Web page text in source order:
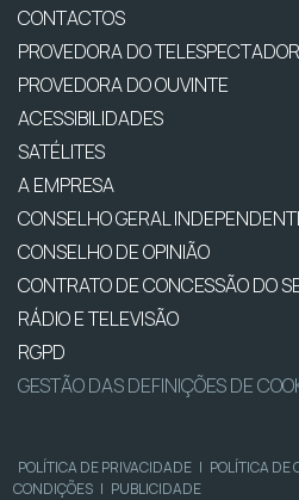
CONTACTOS
PROVEDORA DO TELESPECTADOR
PROVEDORA DO OUVINTE
ACESSIBILIDADES
SATÉLITES
A EMPRESA
CONSELHO GERAL
CONSELHO DE OPINIÃO
CONTRATO DE CONCESSÃO DO
RÁDIO E TELEVISÃO
RGPD
GESTÃO DAS DEFINIÇÕES DE
POLÍTICA DE PRIVACIDADE | POLÍTICA DE
CONDIÇÕES | PUBLICIDADE